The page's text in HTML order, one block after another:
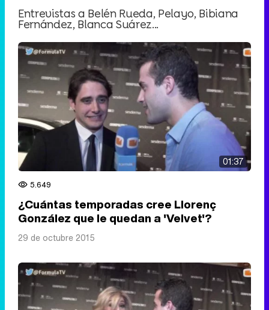
Entrevistas a Belén Rueda, Pelayo, Bibiana
Fernández, Blanca Suárez...
01:37
5.649
¿Cuántas temporadas cree Llorenç
González que le quedan a 'Velvet'?
29 de octubre 2015